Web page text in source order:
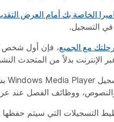
الخاصة بك أمام العرض
في التسجيل.
مع الجميع، فإن أول شخص
الإنترنت بدلاً من المتحدث
والنصوص، ووظائف الفصل عند
التسجيلات التي سيتم